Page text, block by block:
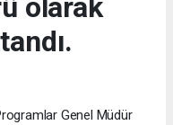
olarak
Genel Müdür